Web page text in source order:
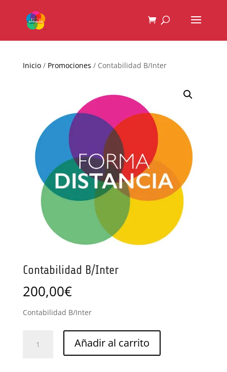
Inicio/ Promociones / Contabilidad B/Inter
Contabilidad B/Inter
200,00€
Contabilidad B/Inter
B/Inter
Añadir al carrito